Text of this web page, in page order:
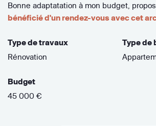
Bonne adaptatation à mon budget,
bénéficié d'un rendez-vous avec cet
Type de travaux
Rénovation
Type de
Budget
45 000 €